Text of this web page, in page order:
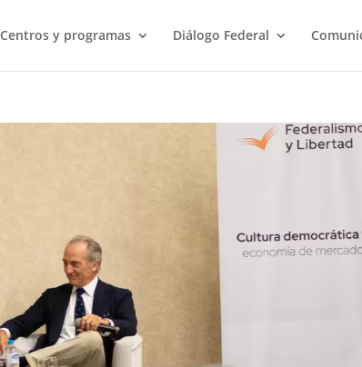
Centros y programas Diálogo Federal